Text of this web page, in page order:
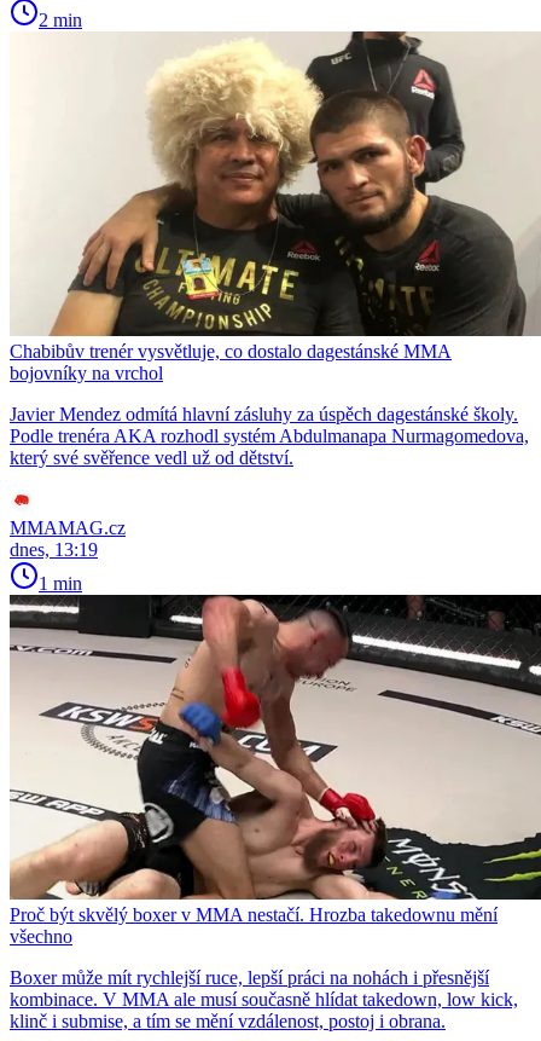
2 min
Chabibův trenér vysvětluje, co dostalo dagestánské MMA
bojovníky na vrchol
Javier Mendez odmítá hlavní zásluhy za úspěch dagestánské školy.
Podle trenéra AKA rozhodl systém Abdulmanapa Nurmagomedova,
který své svěřence vedl už od dětství.
MMAMAG.cz
dnes, 13:19
1 min
Proč být skvělý boxer v MMA nestačí. Hrozba takedownu mění
všechno
Boxer může mít rychlejší ruce, lepší práci na nohách i přesnější
kombinace. V MMA ale musí současně hlídat takedown, low kick,
klinč i submise, a tím se mění vzdálenost, postoj i obrana.